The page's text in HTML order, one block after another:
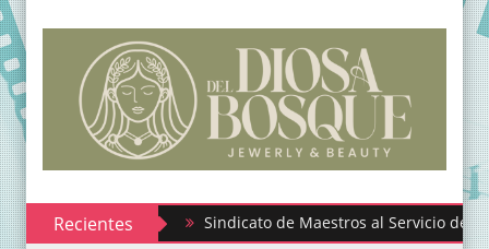
Recientes Sindicato de Maestros al Servicio del